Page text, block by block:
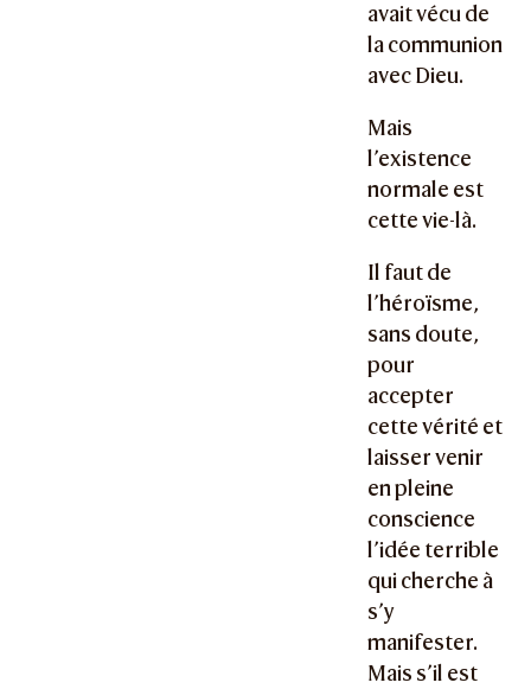
avait vécu de
la communion
avec Dieu.
Mais
l’existence
normale est
cette vie-là.
Il faut de
l’héroïsme,
sans doute,
pour
accepter
cette vérité et
laisser venir
en pleine
conscience
l’idée terrible
qui cherche à
s’y
manifester.
Mais s’il est